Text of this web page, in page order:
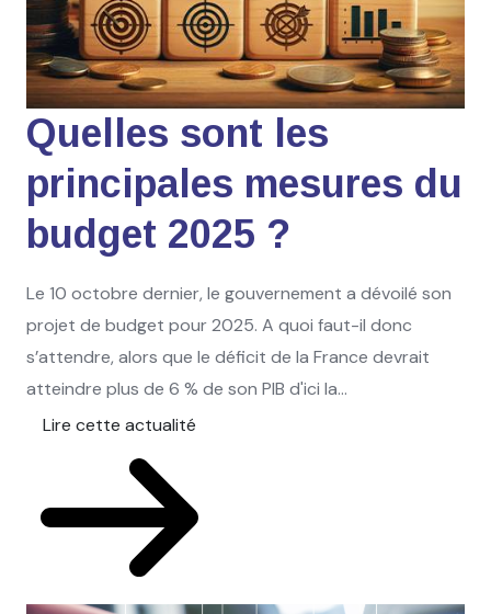
Quelles sont les
principales mesures du
budget 2025 ?
Le 10 octobre dernier, le gouvernement a dévoilé son
projet de budget pour 2025. A quoi faut-il donc
s’attendre, alors que le déficit de la France devrait
atteindre plus de 6 % de son PIB d'ici la...
Lire cette actualité